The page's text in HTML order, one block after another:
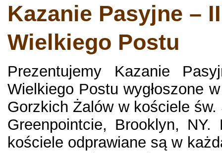
Kazanie Pasyjne –
Wielkiego Postu
Prezentujemy Kazanie
Wielkiego Postu wygłoszone
Gorzkich Żalów w kościele św.
Greenpointcie, Brooklyn,
kościele odprawiane są w